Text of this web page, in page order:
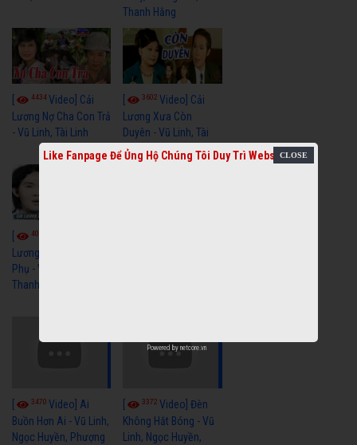
Thanh Hằng
4434Video] Cải
Lương Nợ Cha Con Trả
- Vũ Linh, Tài Linh
3602Video] Cải
Lương Xưa Còn
Duyên - Vũ Linh, Tài
Linh, Trọng Hữu
4018
Lương Xưa Cô Dâu
Phụ - Vũ Linh, Tài Linh,
Thanh Ngân
3470 Video] Ai
Buồn Hơn Ai - Vũ Linh,
Ngọc Huyền, Phượng
3372Video] Đèn
Không Hắt Bóng - Vũ
Linh, Ngọc Huyền,
Like Fanpage Để Ủng Hộ Chúng Tôi Duy Trì Website
Powered by netcore.vn